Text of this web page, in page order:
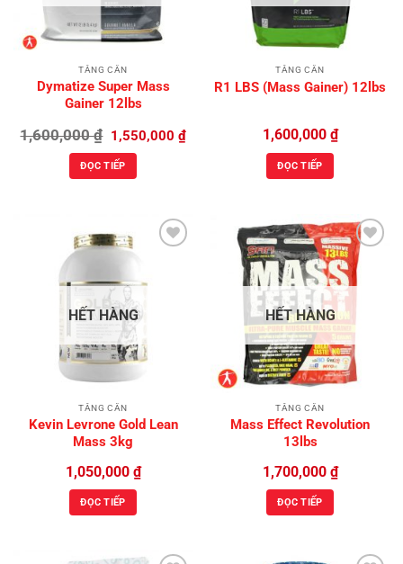
TĂNG CÂN
Dymatize Super Mass
Gainer 12lbs
1,600,000₫ Giá
gốc
là:
1,600,000 ₫.
1,550,000 ₫Giá
hiện
ĐỌC TIẾP
TĂNG CÂN
R1 LBS (Mass Gainer) 12lbs
1,600,000 ₫
ĐỌC TIẾP
HẾT HÀNG
TĂNG CÂN
Kevin Levrone Gold Lean
Mass 3kg
1,050,000 ₫
ĐỌC TIẾP
Add to
Wishlist
HẾT HÀNG
TĂNG CÂN
Mass Effect Revolution
13lbs
1,700,000 ₫
ĐỌC TIẾP